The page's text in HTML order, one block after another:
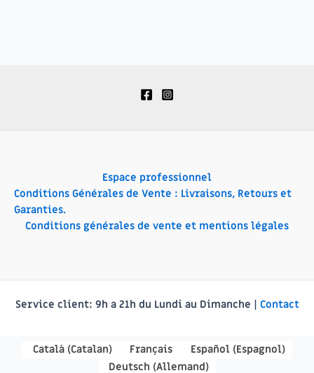
Espace professionnel
Conditions Générales de Vente : Livraisons, Retours et
Garanties.
Conditions générales de vente et mentions légales
Service client: 9h a 21h du Lundi au Dimanche | Contact
Català(Catalan) Français Español (Espagnol)
Deutsch (Allemand)